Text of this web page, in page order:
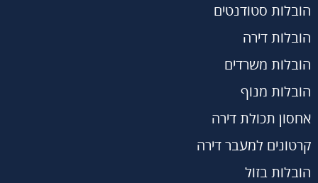
הובלות סטודנטים
הובלות דירה
הובלות משרדים
הובלות מנוף
אחסון תכולת דירה
קרטונים למעבר דירה
הובלות בזול